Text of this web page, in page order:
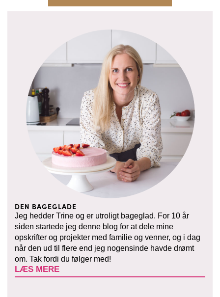
DEN BAGEGLADE
Jeg hedder Trine og er utroligt bageglad. For 10 år
siden startede jeg denne blog for at dele mine
opskrifter og projekter med familie og venner, og i dag
når den ud til flere end jeg nogensinde havde drømt
om. Tak fordi du følger med!
LÆS MERE